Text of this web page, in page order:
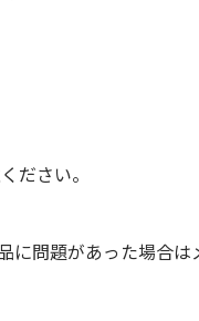
ださい。
に問題があった場合